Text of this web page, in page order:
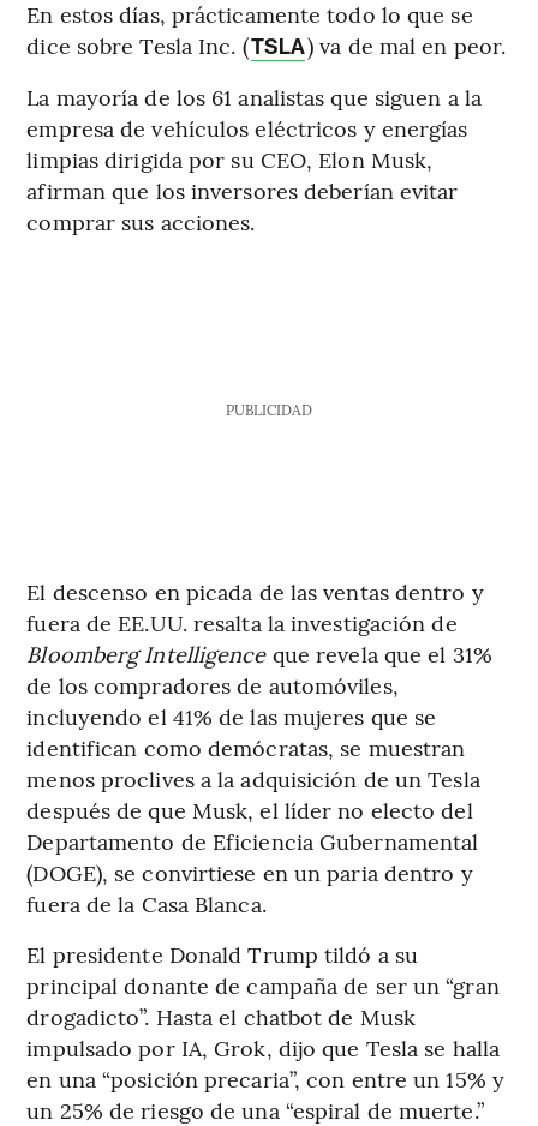
En estos días, prácticamente todo lo que se
dice sobre Tesla Inc. (TSLA) va de mal en peor.
La mayoría de los 61 analistas que siguen a la
empresa de vehículos eléctricos y energías
limpias dirigida por su CEO, Elon Musk,
afirman que los inversores deberían evitar
comprar sus acciones.
PUBLICIDAD
El descenso en picada de las ventas dentro y
fuera de EE.UU. resalta la investigación de
Bloomberg Intelligence que revela que el 31%
de los compradores de automóviles,
incluyendo el 41% de las mujeres que se
identifican como demócratas, se muestran
menos proclives a la adquisición de un Tesla
después de que Musk, el líder no electo del
Departamento de Eficiencia Gubernamental
(DOGE), se convirtiese en un paria dentro y
fuera de la Casa Blanca.
El presidente Donald Trump tildó a su
principal donante de campaña de ser un “gran
drogadicto”. Hasta el chatbot de Musk
impulsado por IA, Grok, dijo que Tesla se halla
en una “posición precaria”, con entre un 15% y
un 25% de riesgo de una “espiral de muerte.”